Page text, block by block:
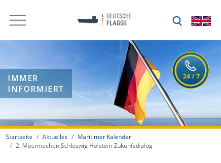
IMMER
INFORMIERT
Startseite Aktuelles
Maritimer Kalender
2. Meermachen Schleswig Holstein-Zukunfsdialog